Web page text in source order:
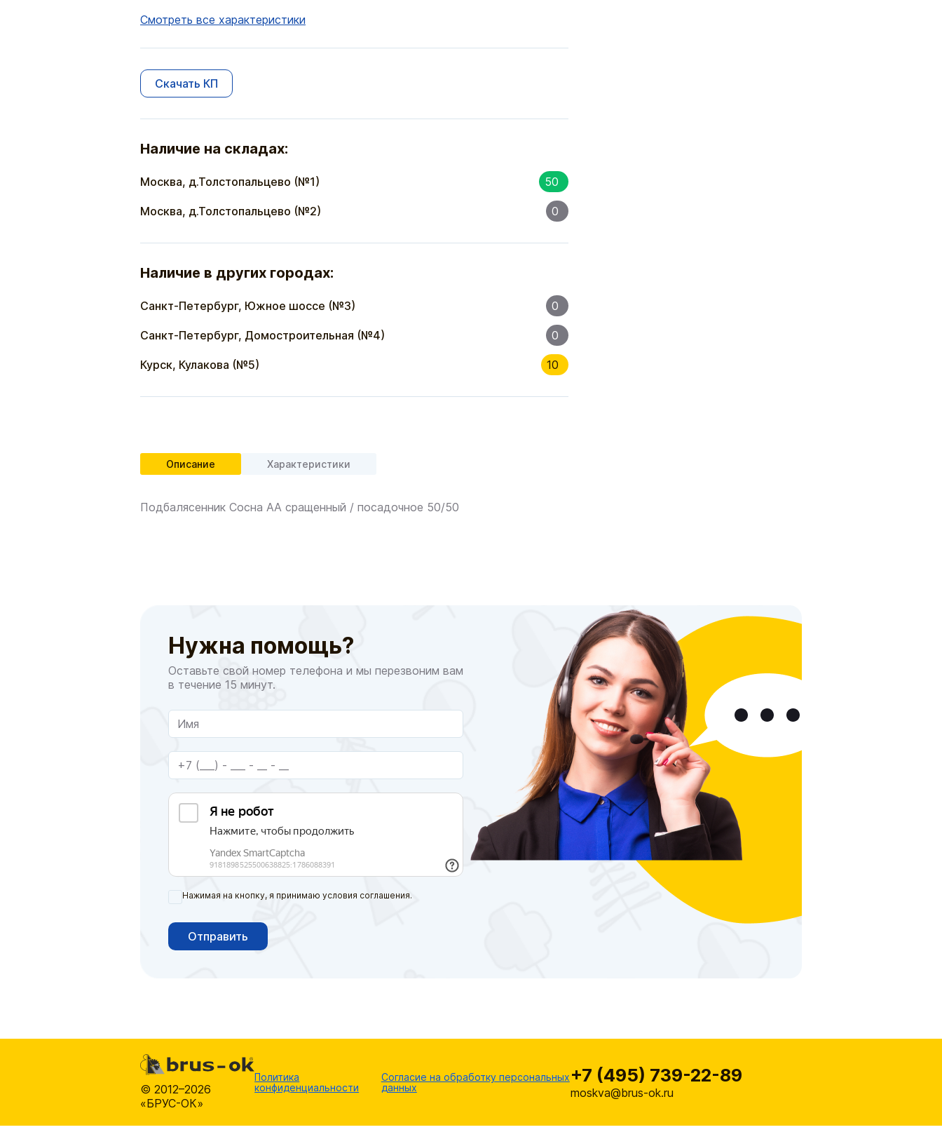
Смотреть все характеристики
Скачать КП
Наличие на складах:
Москва, д.Толстопальцево (№1) 50
Москва, д.Толстопальцево (№2) 0
Наличие в других городах:
Санкт-Петербург, Южное шоссе (№3) 0
Санкт-Петербург, Домостроительная (№4) 0
Курск, Кулакова (№5) 10
Описание Характеристики
Подбалясенник Сосна АА сращенный / посадочное 50/50
Нужна помощь?
Оставьте свой номер телефона и мы перезвоним вам
в течение 15 минут.
Нажимая на кнопку, я принимаю условия соглашения.
Отправить
© 2012–2026
«БРУС-ОК»
Политика
конфиденциальности
Согласие на обработку персональных
данных
+7 (495) 739-22-89
moskva@brus-ok.ru